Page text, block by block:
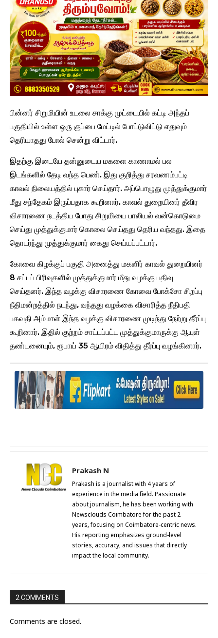
பின்னர் சிறுமியின் உடலை சாக்கு முட்டையில் கட்டி அந்தப்
பகுதியில் உள்ள ஒரு குப்பை மேட்டில் போட்டுவிட்டு எதுவும்
தெரியாதது போல் சென்று விட்டார்.
இதற்கு இடையே தன்னுடைய மகளை காணாமல் பல
இடங்களில் தேடி வந்த பெண். இது குறித்து சரவணம்பட்டி
காவல் நிலையத்தில் புகார் செய்தார். அப்பொழுது முத்துக்குமார்
மீது சந்தேகம் இருப்பதாக கூறினார். காவல் துறையினர் தீவிர
விசாரணை நடத்திய போது சிறுமியை பாலியல் வன்கொடுமை
செய்து முத்துக்குமார் கொலை செய்தது தெரிய வந்தது. இதை
தொடர்ந்து முத்துக்குமார் கைது செய்யப்பட்டார்.
கோவை கிழக்குப் பகுதி அனைத்து மகளிர் காவல் துறையினர்
8 சட்டப் பிரிவுகளில் முத்துக்குமார் மீது வழக்கு பதிவு
செய்தனர். இந்த வழக்கு விசாரணை கோவை போக்சோ சிறப்பு
நீதிமன்றத்தில் நடந்து, வந்தது வழக்கை விசாரித்த நீதிபதி
பகவதி அம்மாள் இந்த வழக்கு விசாரணை முடிந்து நேற்று தீர்ப்பு
கூறினார். இதில் குற்றம் சாட்டப்பட்ட முத்துக்குமாருக்கு ஆயுள்
தண்டனையும், ரூபாய் 35 ஆயிரம் விதித்து தீர்ப்பு வழங்கினார்.
Prakash N
Prakash is a journalist with 4 years of
experience in the media field. Passionate
about journalism, he has been working with
Newsclouds Coimbatore for the past 2
years, focusing on Coimbatore-centric news.
His reporting emphasizes ground-level
stories, accuracy, and issues that directly
impact the local community.
2 COMMENTS
Comments are closed.